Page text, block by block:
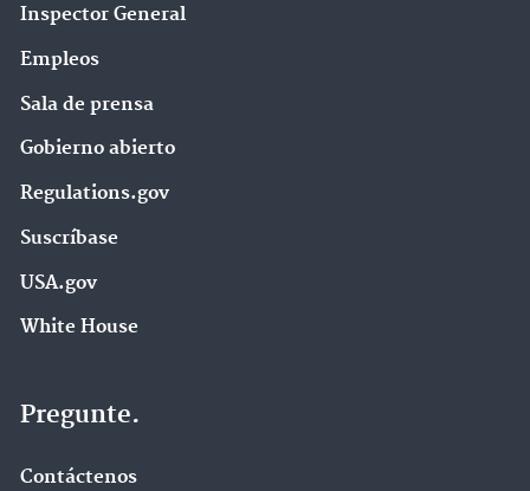
Inspector General
Empleos
Sala de prensa
Gobierno abierto
Regulations.gov
Suscríbase
USA.gov
White House
Pregunte.
Contáctenos